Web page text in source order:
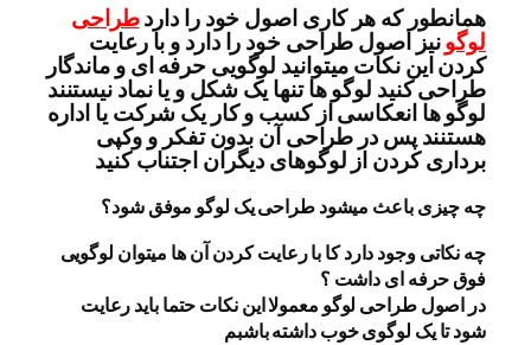
همانطور که هر کاری اصول خود را داردطراحی
لوگونیز اصول طراحی خود را دارد و با رعایت
کردن این نکات میتوانید لوگویی حرفه ای و ماندگار
طراحی کنید لوگو ها تنها یک شکل و یا نماد نیستنند
لوگو ها انعکاسی از کسب و کار یک شرکت یا اداره
هستنند پس در طراحی آن بدون تفکر و وکپی
برداری کردن از لوگوهای دیگران اجتناب کنید
چه چیزی باعث میشود طراحی یک لوگو موفق شود؟
چه نکاتی وجود دارد کا با رعایت کردن آن ها میتوان لوگویی
فوق حرفه ای داشت ؟
در اصول طراحی لوگو معمولا این نکات حتما باید رعایت
شود تا یک لوگوی خوب داشته باشبم